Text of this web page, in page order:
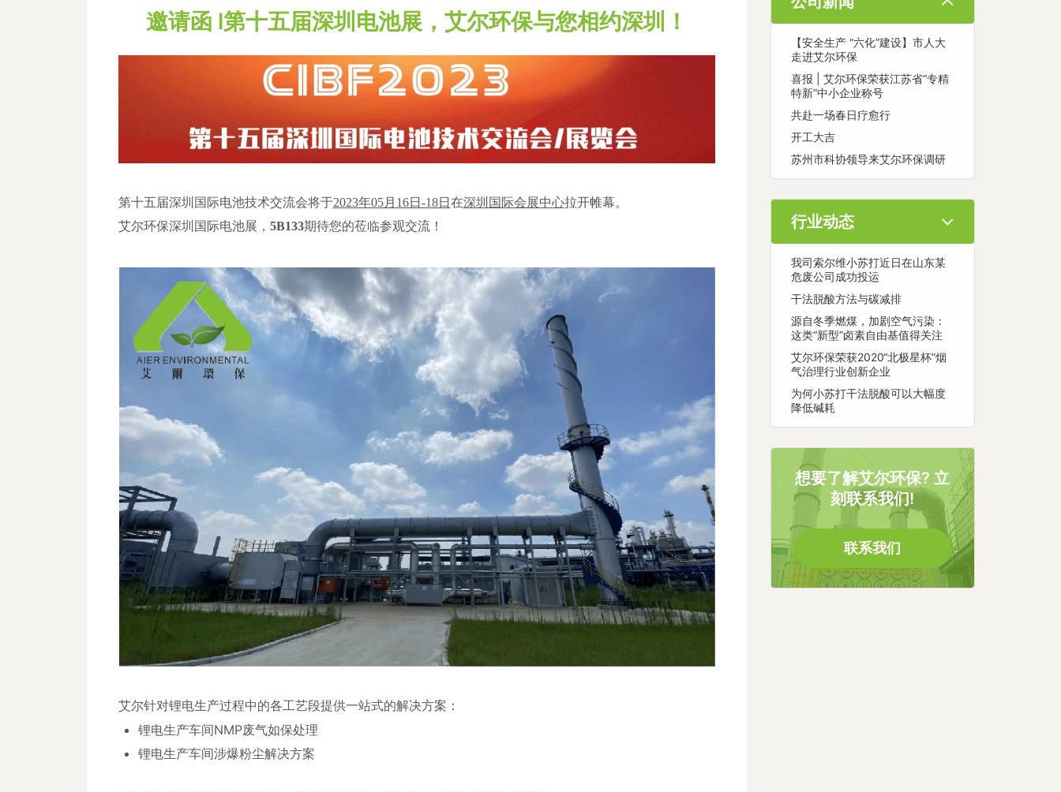
邀请函 l第十五届深圳电池展，艾尔环保与您相约深圳！
第十五届深圳国际电池技术交流会将于2023年05月16日-18日 在深圳国际会展中心拉开帷幕。
艾尔环保深圳国际电池展， 5B133期待您的莅临参观交流！
艾尔针对锂电生产过程中的各工艺段提供一站式的解决方案：
锂电生产车间NMP废气如保处理
锂电生产车间涉爆粉尘解决方案
【安全生产 “六化”建设】市人大
走进艾尔环保
喜报 | 艾尔环保荣获江苏省“专精
特新”中小企业称号
共赴一场春日疗愈行
开工大吉
苏州市科协领导来艾尔环保调研
行业动态
我司索尔维小苏打近日在山东某
危废公司成功投运
干法脱酸方法与碳减排
源自冬季燃煤，加剧空气污染：
这类“新型”卤素自由基值得关注
艾尔环保荣获2020“北极星杯”烟
气治理行业创新企业
为何小苏打干法脱酸可以大幅度
降低碱耗
想要了解艾尔环保? 立
刻联系我们!
联系我们